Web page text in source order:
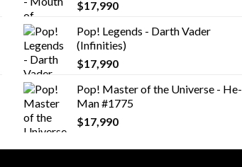
$17,990
Pop! Legends - Darth Vader
(Infinities)
$17,990
Pop! Master of the Universe - He-
Man #1775
$17,990